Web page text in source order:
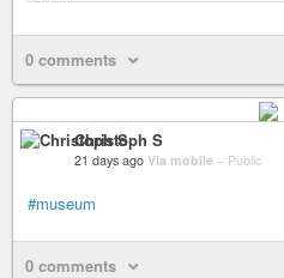
0 comments
Christoph S
21 days ago Via mobile – Public
#museum
0 comments